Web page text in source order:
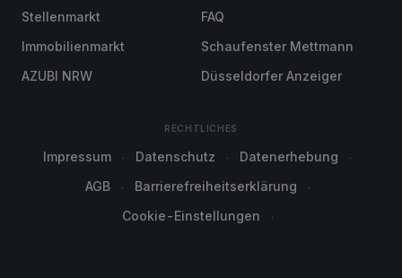
Stellenmarkt
Immobilienmarkt
AZUBI NRW
FAQ
Schaufenster Mettmann
Düsseldorfer Anzeiger
RECHTLICHES
Impressum Datenschutz
Datenerhebung
AGB
Barrierefreiheitserklärung
Cookie-Einstellungen